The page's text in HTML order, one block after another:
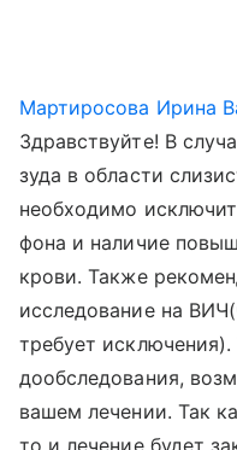
Мартиросова Ирина
Здравствуйте! В
зуда в области
необходимо
фона и наличие
крови. Также
исследование на
требует
дообследования,
вашем лечении. Так
то и лечение будет